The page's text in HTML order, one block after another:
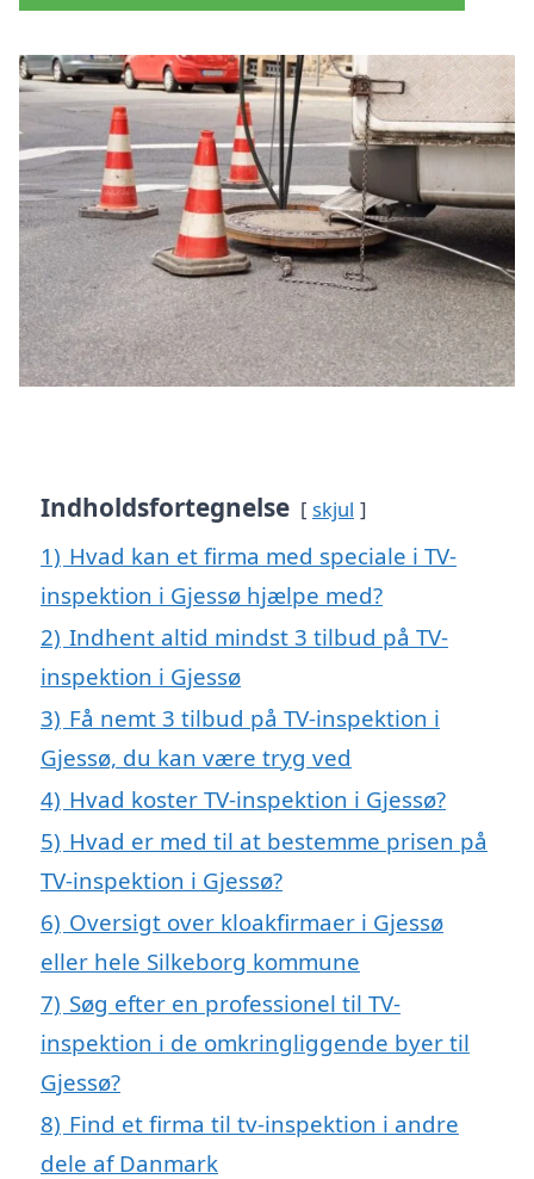
Indholdsfortegnelse skjul
1) Hvad kan et firma med speciale i TV-
inspektion i Gjessø hjælpe med?
2) Indhent altid mindst 3 tilbud på TV-
inspektion i Gjessø
3) Få nemt 3 tilbud på TV-inspektion i
Gjessø, du kan være tryg ved
4) Hvad koster TV-inspektion i Gjessø?
5) Hvad er med til at bestemme prisen på
TV-inspektion i Gjessø?
6) Oversigt over kloakfirmaer i Gjessø
eller hele Silkeborg kommune
7) Søg efter en professionel til TV-
inspektion i de omkringliggende byer til
Gjessø?
8) Find et firma til tv-inspektion i andre
dele af Danmark